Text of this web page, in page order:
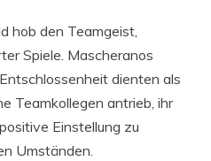
hob den Teamgeist,
Spiele. Mascheranos
dienten als
Teamkollegen antrieb, ihr
Einstellung zu
Umständen.